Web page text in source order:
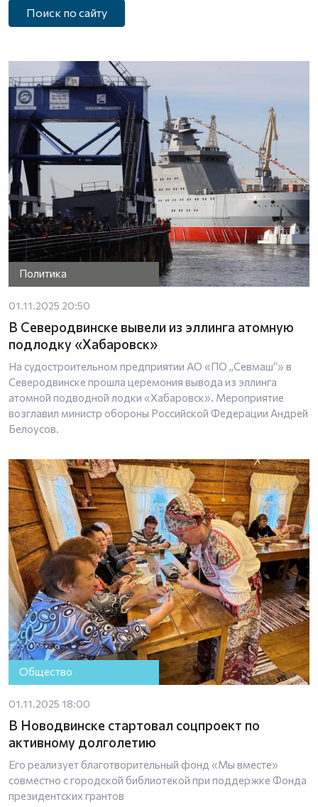
Поиск по сайту
Политика
01.11.2025 20:50
В Северодвинске вывели из эллинга атомную
подлодку «Хабаровск»
На судостроительном предприятии АО «ПО „Севмаш“» в
Северодвинске прошла церемония вывода из эллинга
атомной подводной лодки «Хабаровск». Мероприятие
возглавил министр обороны Российской Федерации Андрей
Белоусов.
Общество
01.11.2025 18:00
В Новодвинске стартовал соцпроект по
активному долголетию
Его реализует благотворительный фонд «Мы вместе»
совместно с городской библиотекой при поддержке Фонда
президентских грантов